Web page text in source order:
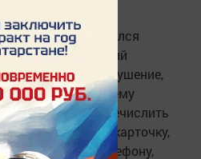
представился
что ваш ближайший
правонарушение,
и, чтобы помочь ему
нужно перечислить
на банковскую карточку,
сразу же по телефону,